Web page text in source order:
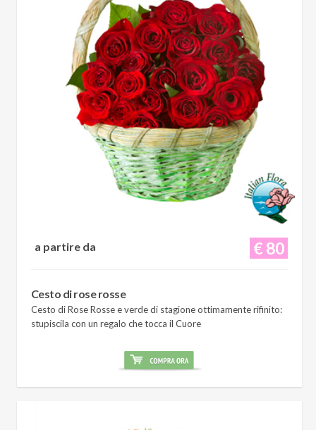
€ 80
a partire da
Cesto di rose rosse
Cesto di Rose Rosse e verde di stagione ottimamente rifinito:
stupiscila con un regalo che tocca il Cuore